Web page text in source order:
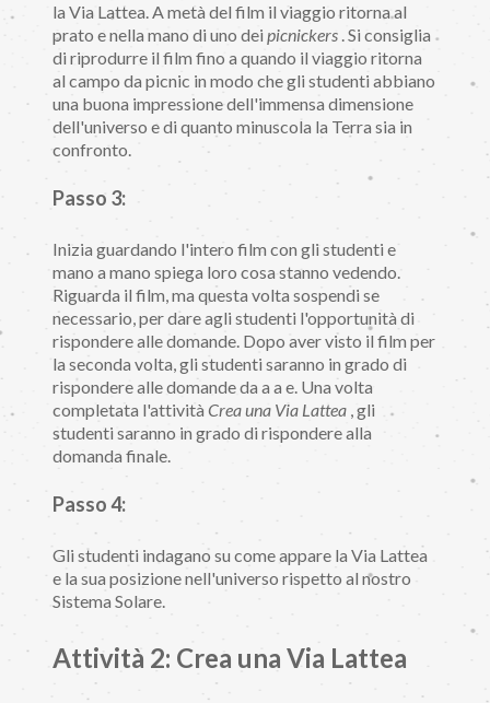
la Via Lattea. A metà del film il viaggio ritorna al
prato e nella mano di uno dei picnickers . Si consiglia
di riprodurre il film fino a quando il viaggio ritorna
al campo da picnic in modo che gli studenti abbiano
una buona impressione dell'immensa dimensione
dell'universo e di quanto minuscola la Terra sia in
confronto.
Passo 3:
Inizia guardando l'intero film con gli studenti e
mano a mano spiega loro cosa stanno vedendo.
Riguarda il film, ma questa volta sospendi se
necessario, per dare agli studenti l'opportunità di
rispondere alle domande. Dopo aver visto il film per
la seconda volta, gli studenti saranno in grado di
rispondere alle domande da a a e. Una volta
completata l'attività Crea una Via Lattea , gli
studenti saranno in grado di rispondere alla
domanda finale.
Passo 4:
Gli studenti indagano su come appare la Via Lattea
e la sua posizione nell'universo rispetto al nostro
Sistema Solare.
Attività 2: Crea una Via Lattea